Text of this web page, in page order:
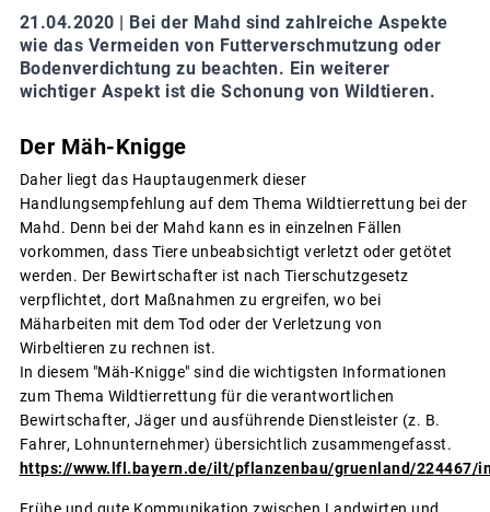
21.04.2020 | Bei der Mahd sind zahlreiche Aspekte
wie das Vermeiden von Futterverschmutzung oder
Bodenverdichtung zu beachten. Ein weiterer
wichtiger Aspekt ist die Schonung von Wildtieren.
Der Mäh-Knigge
Daher liegt das Hauptaugenmerk dieser
Handlungsempfehlung auf dem Thema Wildtierrettung bei der
Mahd. Denn bei der Mahd kann es in einzelnen Fällen
vorkommen, dass Tiere unbeabsichtigt verletzt oder getötet
werden. Der Bewirtschafter ist nach Tierschutzgesetz
verpflichtet, dort Maßnahmen zu ergreifen, wo bei
Mäharbeiten mit dem Tod oder der Verletzung von
Wirbeltieren zu rechnen ist.
In diesem "Mäh-Knigge" sind die wichtigsten Informationen
zum Thema Wildtierrettung für die verantwortlichen
Bewirtschafter, Jäger und ausführende Dienstleister (z. B.
Fahrer, Lohnunternehmer) übersichtlich zusammengefasst.
https://www.lfl.bayern.de/ilt/pflanzenbau/gruenland/224467/
Frühe und gute Kommunikation zwischen Landwirten und